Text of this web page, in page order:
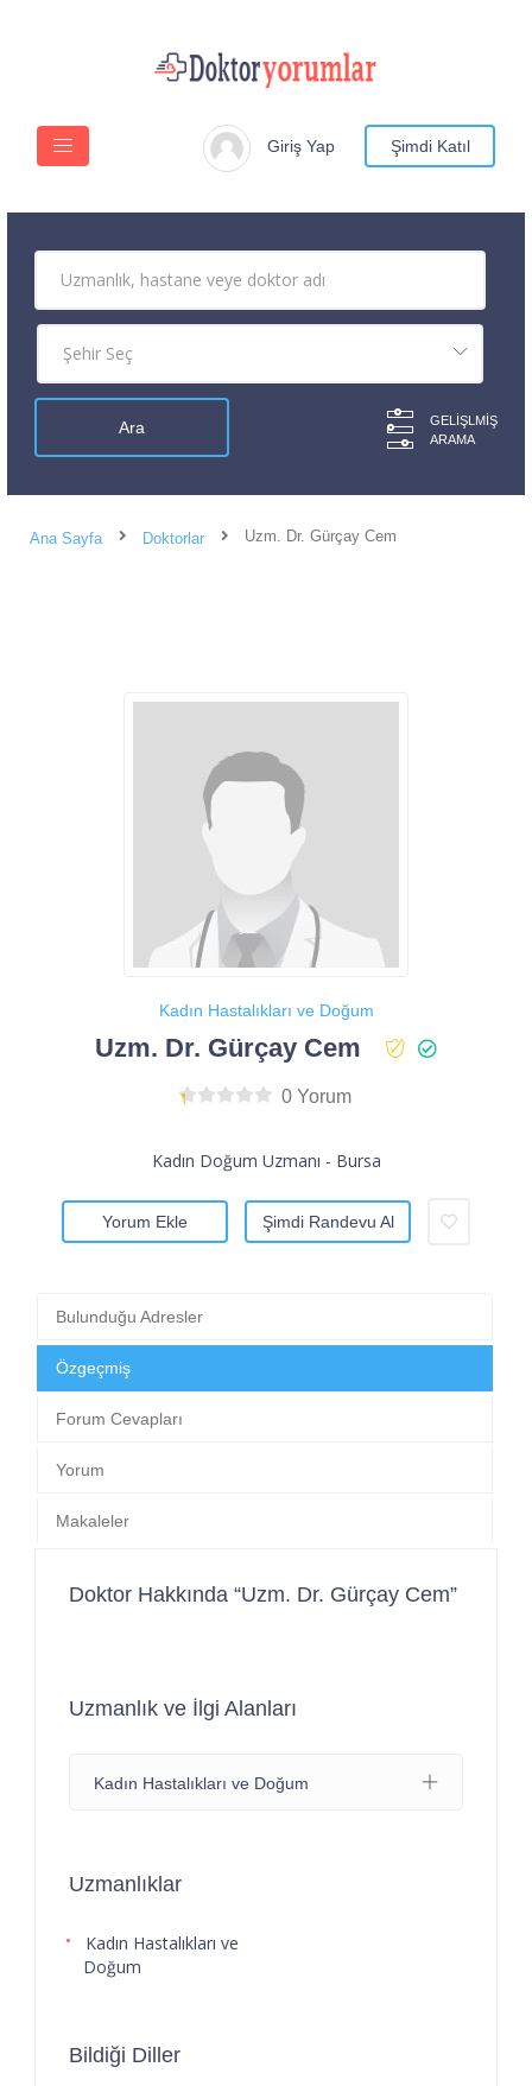
Giriş Yap Şimdi Katıl
GELIŞLMIŞ
ARAMA
Ana Sayfa Doktorlar Uzm. Dr. Gürçay Cem
Kadın Hastalıkları ve Doğum
Uzm. Dr. Gürçay Cem
0 Yorum
Kadın Doğum Uzmanı - Bursa
Yorum Ekle Şimdi Randevu Al
Bulunduğu Adresler
Özgeçmiş
Forum Cevapları
Yorum
Makaleler
Doktor Hakkında “Uzm. Dr. Gürçay Cem”
Uzmanlık ve İlgi Alanları
Kadın Hastalıkları ve Doğum
Uzmanlıklar
Kadın Hastalıkları ve
Doğum
Bildiği Diller